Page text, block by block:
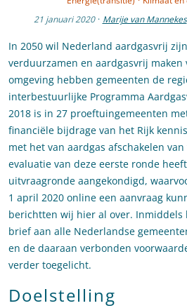
21 januari 2020 · Marije van Mannekes
In 2050 wil Nederland aardgasvrij
verduurzamen en aardgasvrij maken
omgeving hebben gemeenten de
interbestuurlijke Programma
2018 is in 27 proeftuingemeenten
financiële bijdrage van het Rijk
met het van aardgas afschakelen
evaluatie van deze eerste ronde
uitvraagronde aangekondigd,
1 april 2020 online een aanvraag
berichtten wij hier al over. Inmiddels
brief aan alle Nederlandse
en de daaraan verbonden
verder toegelicht.
Doelstelling